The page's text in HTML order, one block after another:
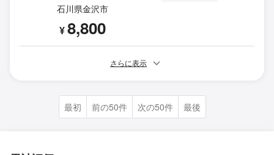
石川県金沢市
¥8,800
さらに表示
最初 前の50件 次の50件 最後